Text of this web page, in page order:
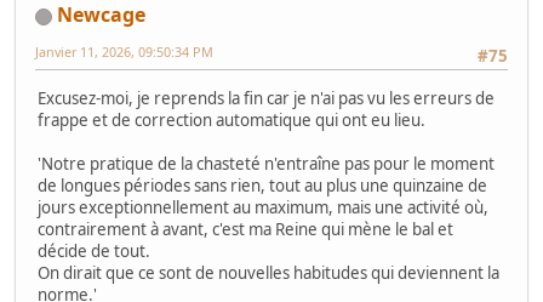
Newcage
#75
Janvier 11, 2026, 09:50:34 PM
Excusez-moi, je reprends la fin car je n'ai pas vu les erreurs de
frappe et de correction automatique qui ont eu lieu.
'Notre pratique de la chasteté n'entraîne pas pour le moment
de longues périodes sans rien, tout au plus une quinzaine de
jours exceptionnellement au maximum, mais une activité où,
contrairement à avant, c'est ma Reine qui mène le bal et
décide de tout.
On dirait que ce sont de nouvelles habitudes qui deviennent la
norme.'